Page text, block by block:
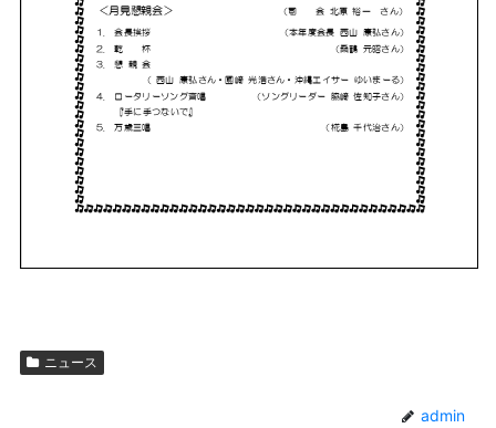
ニュース
admin